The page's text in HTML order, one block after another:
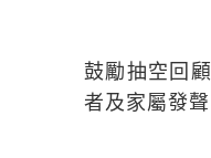
鼓勵抽空回
者及家屬發聲